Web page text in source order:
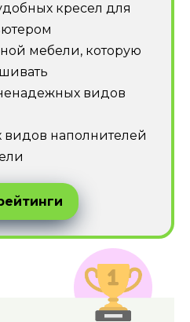
кресел для
мебели, которую
видов
видов наполнителей